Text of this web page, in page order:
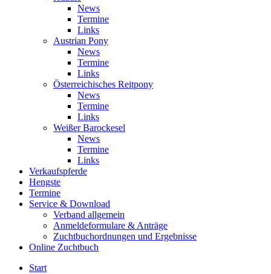
News
Termine
Links
Austrian Pony
News
Termine
Links
Österreichisches Reitpony
News
Termine
Links
Weißer Barockesel
News
Termine
Links
Verkaufspferde
Hengste
Termine
Service & Download
Verband allgemein
Anmeldeformulare & Anträge
Zuchtbuchordnungen und Ergebnisse
Online Zuchtbuch
Start